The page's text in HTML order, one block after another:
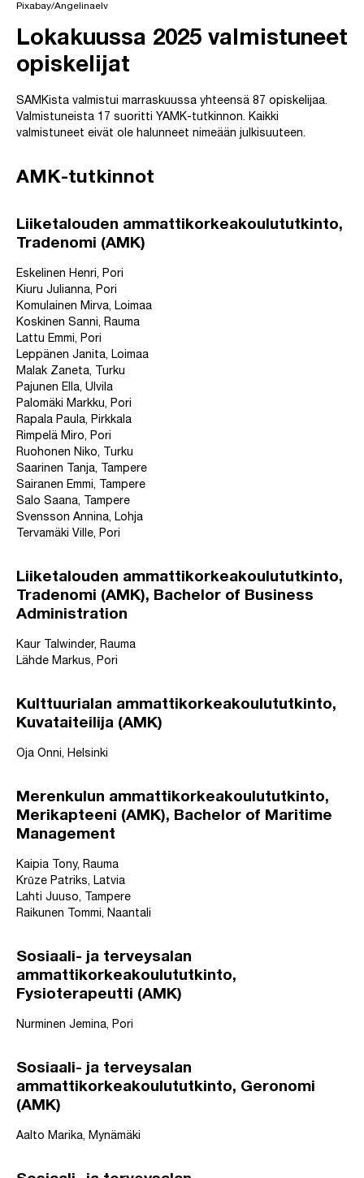
Pixabay/Angelinaelv
Lokakuussa 2025 valmistuneet
opiskelijat
SAMKista valmistui marraskuussa yhteensä 87 opiskelijaa.
Valmistuneista 17 suoritti YAMK-tutkinnon. Kaikki
valmistuneet eivät ole halunneet nimeään julkisuuteen.
AMK-tutkinnot
Liiketalouden ammattikorkeakoulututkinto,
Tradenomi (AMK)
Eskelinen Henri, Pori
Kiuru Julianna, Pori
Komulainen Mirva, Loimaa
Koskinen Sanni, Rauma
Lattu Emmi, Pori
Leppänen Janita, Loimaa
Malak Zaneta, Turku
Pajunen Ella, Ulvila
Palomäki Markku, Pori
Rapala Paula, Pirkkala
Rimpelä Miro, Pori
Ruohonen Niko, Turku
Saarinen Tanja, Tampere
Sairanen Emmi, Tampere
Salo Saana, Tampere
Svensson Annina, Lohja
Tervamäki Ville, Pori
Liiketalouden ammattikorkeakoulututkinto,
Tradenomi (AMK), Bachelor of Business
Administration
Kaur Talwinder, Rauma
Lähde Markus, Pori
Kulttuurialan ammattikorkeakoulututkinto,
Kuvataiteilija (AMK)
Oja Onni, Helsinki
Merenkulun ammattikorkeakoulututkinto,
Merikapteeni (AMK), Bachelor of Maritime
Management
Kaipia Tony, Rauma
Krūze Patriks, Latvia
Lahti Juuso, Tampere
Raikunen Tommi, Naantali
Sosiaali- ja terveysalan
ammattikorkeakoulututkinto,
Fysioterapeutti (AMK)
Nurminen Jemina, Pori
Sosiaali- ja terveysalan
ammattikorkeakoulututkinto, Geronomi
(AMK)
Aalto Marika, Mynämäki